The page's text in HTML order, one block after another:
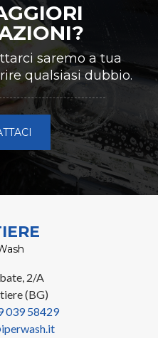
saremo a tua
qualsiasi dubbio.
2/A
(BG)
039 58429